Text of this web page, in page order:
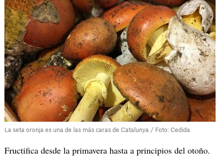
La seta oronja es una de las más caras de Catalunya / Foto: Cedida
Fructifica desde la primavera hasta a principios del otoño.